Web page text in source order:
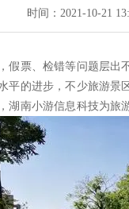
时间：2021-10-21
假票、检错等问题层出
平的进步，不少旅游景
湖南小游信息科技为旅